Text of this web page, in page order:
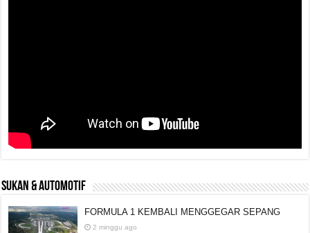
SUKAN & AUTOMOTIF
FORMULA 1 KEMBALI MENGGEGAR SEPANG
2 minggu ago